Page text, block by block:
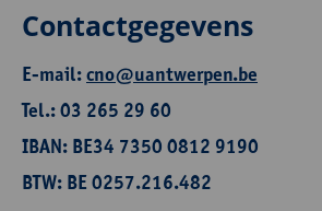
Contactgegevens
E-mail:cno@uantwerpen.be
Tel.: 03 265 29 60
IBAN: BE34 7350 0812 9190
BTW: BE 0257.216.482